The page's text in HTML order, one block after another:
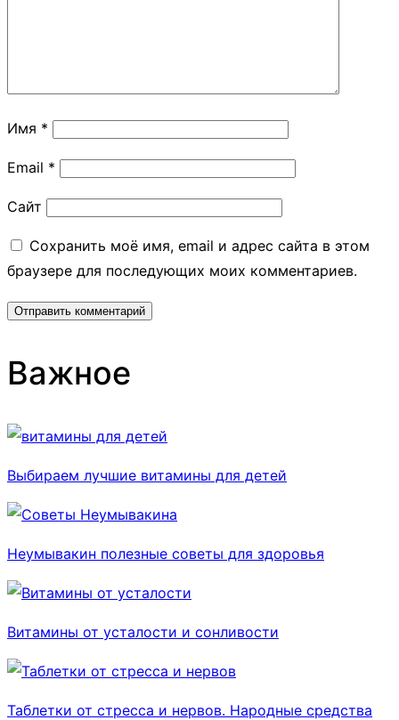
Имя *
Email *
Сайт
Сохранить моё имя, email и адрес сайта в этом
браузере для последующих моих комментариев.
Важное
Выбираем лучшие витамины для детей
Неумывакин полезные советы для здоровья
Витамины от усталости и сонливости
Таблетки от стресса и нервов. Народные средства